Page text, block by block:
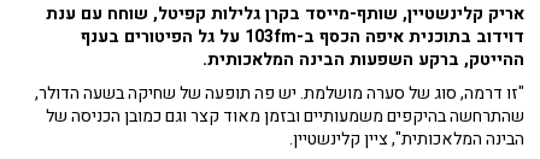
אריק קלינשטיין, שותף-מייסד בקרן גלילות קפיטל, שוחח עם ענת
דוידוב בתוכנית איפה הכסף ב-103fm על גל הפיטורים בענף
ההייטק, ברקע השפעות הבינה המלאכותית.
"זו דרמה, סוג של סערה מושלמת. יש פה תופעה של שחיקה בשעה הדולר,
שהתרחשה בהיקפים משמעותיים ובזמן מאוד קצר וגם כמובן הכניסה של
הבינה המלאכותית", ציין קלינשטיין.